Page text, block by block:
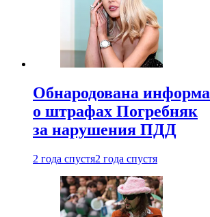
Обнародована
о штрафах Погребняк
за нарушения ПДД
2 года спустя2 года спустя